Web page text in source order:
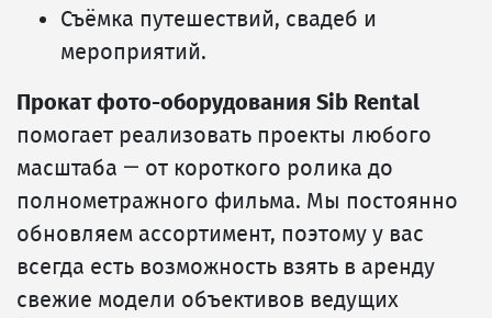
Съёмка путешествий, свадеб и
мероприятий.
Прокат фото-оборудования Sib Rental
помогает реализовать проекты любого
масштаба — от короткого ролика до
полнометражного фильма. Мы постоянно
обновляем ассортимент, поэтому у вас
всегда есть возможность взять в аренду
свежие модели объективов ведущих